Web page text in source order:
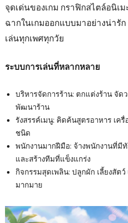
จุดเด่นของเกม กราฟิกสไตล์อนิเ
ฉากในเกมออกแบบมาอย่างน่ารั
เล่นทุกเพศทุกวัย
ระบบการเล่นที่หลากหลาย
บริหารจัดการร้าน: ตกแต่งร้าน จัด
พัฒนาร้าน
รังสรรค์เมนู: คิดค้นสูตรอาหาร เค
ชนิด
พนักงานมากฝีมือ: จ้างพนักงานที่มี
และสร้างทีมที่แข็งแกร่ง
กิจกรรมสุดเพลิน: ปลูกผัก เลี้ยงสัต
มากมาย